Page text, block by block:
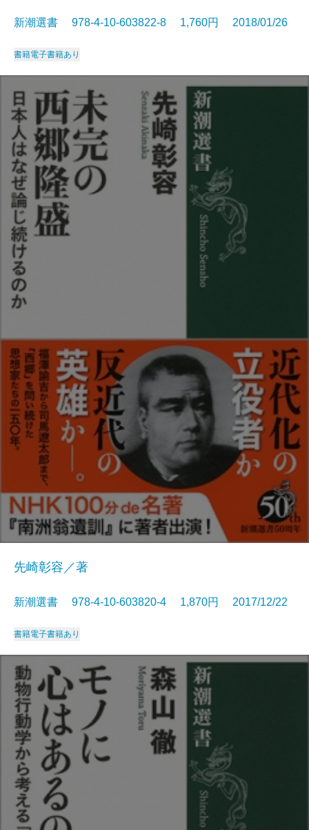
新潮選書 978-4-10-603822-8 1,760円 2018/01/26
書籍電子書籍あり
先崎彰容／著
新潮選書 978-4-10-603820-4 1,870円 2017/12/22
書籍電子書籍あり